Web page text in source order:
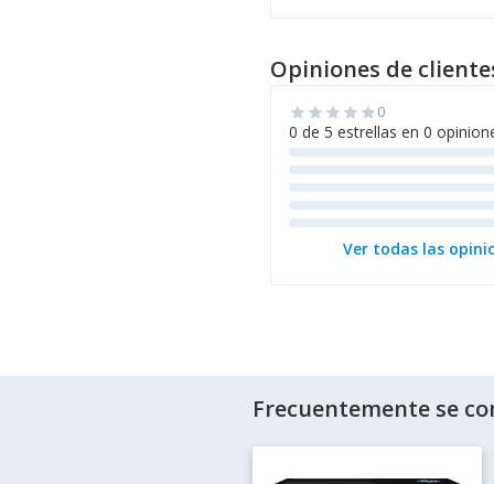
Opiniones de
star star star star star0
0 de 5 estrellas en 0
Ver todas las
Frecuentemente se